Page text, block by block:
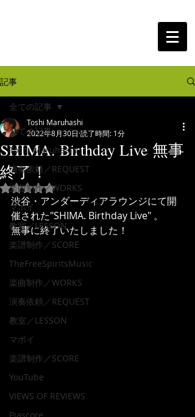
記事
全ての記事
Toshi Maruhashi
演奏依頼／REQUEST
楽曲制作／WORKS
マポイ
教室／LESSON
楽譜制作／SCORE
TheFreeSpiritsMusic
楽曲制作／WORKS
演奏依頼／REQUEST
教室／LESSON
マポイ
楽譜制作／SCORE
YouTube
VIEWS OF REVIEWS
全ての記事
SHIMA. Birthday Live 無事
終了！
Toshi Maruhashi
2022年8月30日 読了時間: 1分
5つ星のうちNaNと評価されています。
渋谷・アンダーディアラウンジにて開
催された"SHIMA. Birthday Live" 。
無事に終了いたしました！